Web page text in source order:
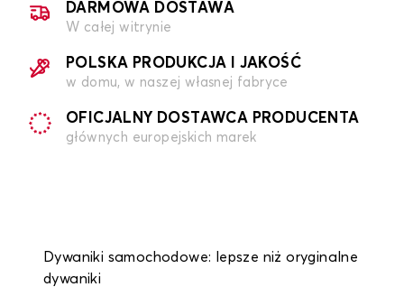
DARMOWA DOSTAWA
W całej witrynie
POLSKA PRODUKCJA I JAKOŚĆ
w domu, w naszej własnej fabryce
OFICJALNY DOSTAWCA PRODUCENTA
głównych europejskich marek
Dywaniki samochodowe: lepsze niż oryginalne
dywaniki